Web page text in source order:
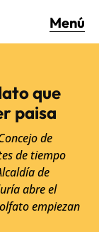
Menú
que
paisa
de
de tiempo
de
abre el
empiezan